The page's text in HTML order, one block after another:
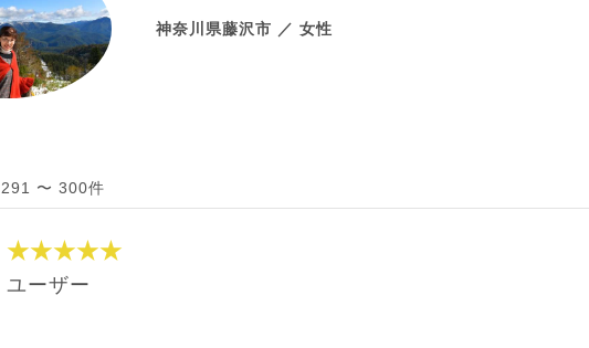
神奈川県藤沢市 ／ 女性
291 〜 300件
★★★★★
ユーザー